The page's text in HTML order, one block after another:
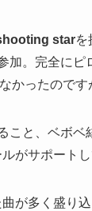
starを
。完全にピ
かったので
と、ベボベ
がサポート
が多く盛り